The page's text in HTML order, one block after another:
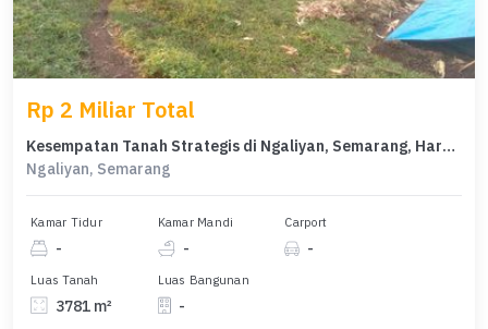
Rp 2 Miliar Total
Kesempatan Tanah Strategis di Ngaliyan, Semarang, Harga 2 Miliar
Ngaliyan, Semarang
Kamar Tidur
-
Kamar Mandi
-
Carport
-
Luas Tanah
3781 m²
Luas Bangunan
-